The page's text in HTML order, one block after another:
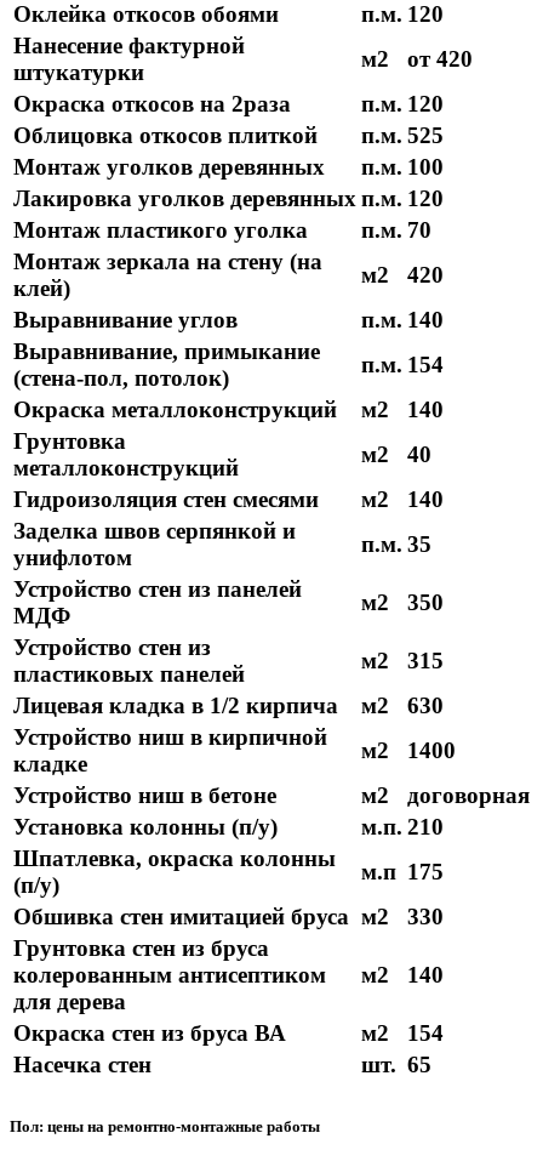
Оклейка откосов обоями
п.м. 120
Нанесение фактурной
штукатурки
м2
от 420
Окраска откосов на 2раза
п.м. 120
Облицовка откосов плиткой
п.м. 525
Монтаж уголков деревянных
п.м. 100
Лакировка уголков деревянныхп.м. 120
Монтаж пластикого уголка
п.м. 70
Монтаж зеркала на стену (на
клей)
м2
420
Выравнивание углов
п.м. 140
Выравнивание, примыкание
(стена-пол, потолок)
п.м. 154
Окраска металлоконструкций
м2
140
Грунтовка
металлоконструкций
м2
40
Гидроизоляция стен смесями
м2
140
Заделка швов серпянкой и
унифлотом
п.м. 35
Устройство стен из панелей
МДФ
м2
350
Устройство стен из
пластиковых панелей
м2
315
Лицевая кладка в 1/2 кирпича
м2
630
Устройство ниш в кирпичной
кладке
м2
1400
Устройство ниш в бетоне
м2
договорная
Установка колонны (п/у)
м.п. 210
Шпатлевка, окраска колонны
(п/у)
м.п 175
Обшивка стен имитацией бруса м2
330
Грунтовка стен из бруса
колерованным антисептиком
для дерева
м2 140
Окраска стен из бруса ВА м2
154
Насечка стен
шт. 65
Пол: цены на ремонтно-монтажные работы